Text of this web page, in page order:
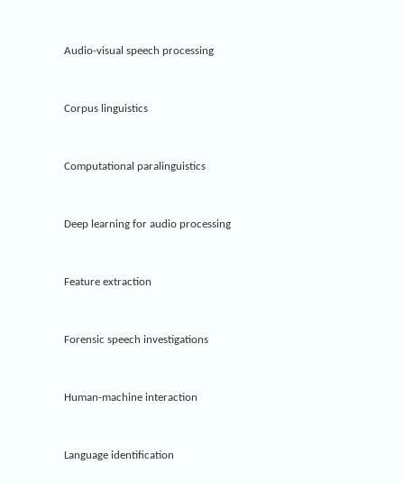
Audio-visual speech processing
Corpus linguistics
Computational paralinguistics
Deep learning for audio processing
Feature extraction
Forensic speech investigations
Human-machine interaction
Language identification